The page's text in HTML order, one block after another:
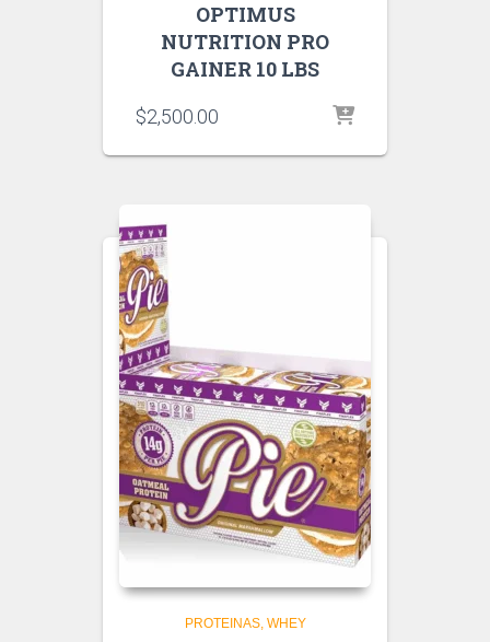
OPTIMUS
NUTRITION PRO
GAINER 10 LBS
$2,500.00
PROTEINAS WHEY